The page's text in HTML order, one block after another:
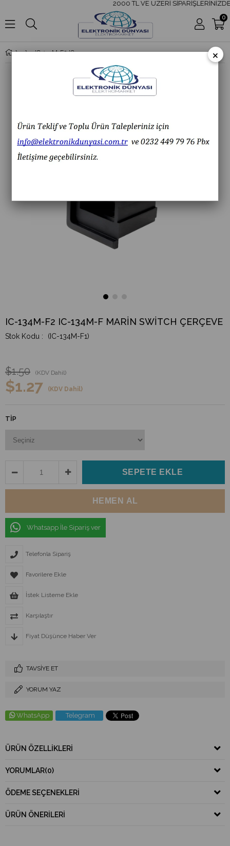
2000 TL VE ÜZERİ SİPARİŞLERİNİZDE
0
IC-134M-F2 IC-134M-F MARİN SWİTCH ÇERÇEVE
IC-134M-F2 IC-134M-F MARİN SWİTCH ÇERÇEVE
(IC-134M-F1)
$1.50 (KDV Dahil)
$1.27 (KDV Dahil)
TIP
Whatsapp İle Sipariş ver
Telefonla Sipariş
Favorilere Ekle
İstek Listeme Ekle
Karşılaştır
Fiyat Düşünce Haber Ver
TAVSIYE ET
YORUM YAZ
WhatsApp Telegram
ÜRÜN ÖZELLIKLERI
YORUMLAR(0)
ÖDEME SEÇENEKLERI
ÜRÜN ÖNERILERI
×